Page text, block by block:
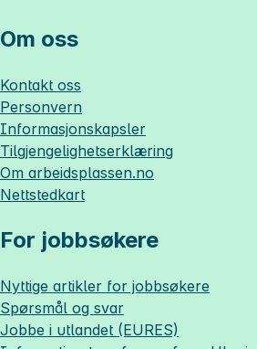
Om oss
Kontakt oss
Personvern
Informasjonskapsler
Tilgjengelighetserklæring
Om arbeidsplassen.no
Nettstedkart
For jobbsøkere
Nyttige artikler for jobbsøkere
Spørsmål og svar
Jobbe i utlandet (EURES)